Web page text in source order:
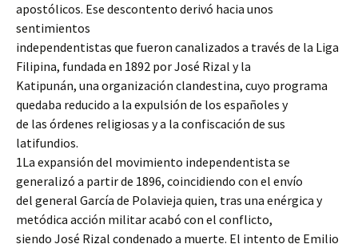
apostólicos. Ese descontento derivó hacia unos
sentimientos
independentistas que fueron canalizados a través de la Liga
Filipina, fundada en 1892 por José Rizal y la
Katipunán, una organización clandestina, cuyo programa
quedaba reducido a la expulsión de los españoles y
de las órdenes religiosas y a la confiscación de sus
latifundios.
1La expansión del movimiento independentista se
generalizó a partir de 1896, coincidiendo con el envío
del general García de Polavieja quien, tras una enérgica y
metódica acción militar acabó con el conflicto,
siendo José Rizal condenado a muerte. El intento de Emilio